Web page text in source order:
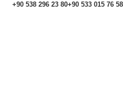
+90 538 296 23 80+90 533 015 76 58